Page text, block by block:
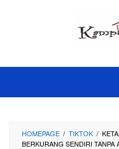
HOMEPAGE / TIKTOK /
BERKURANG SENDIRI TANPA